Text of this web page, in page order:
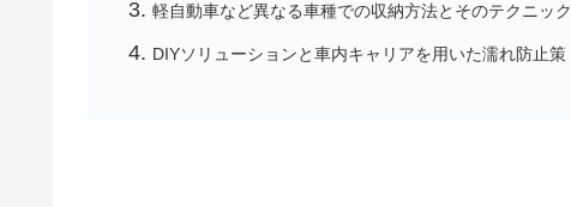
軽自動車など異なる車種での収納方法とそのテクニック
DIYソリューションと車内キャリアを用いた濡れ防止策